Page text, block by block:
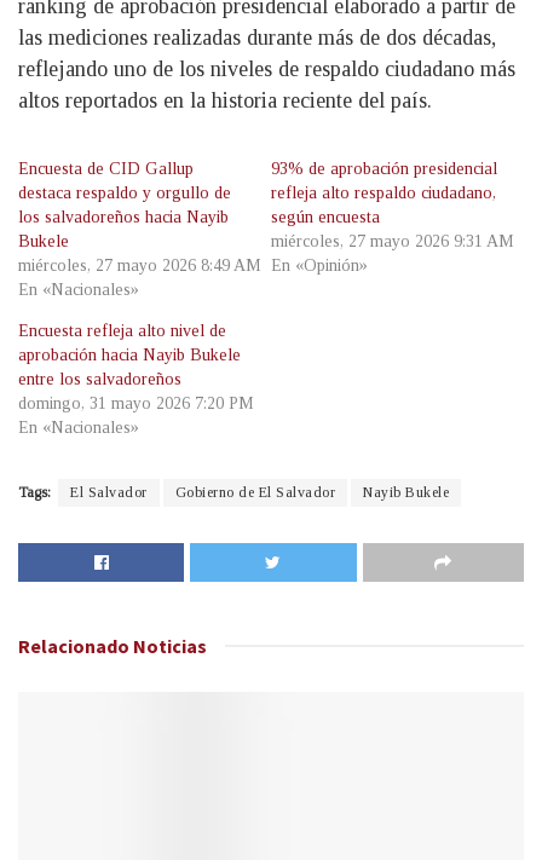
ranking de aprobación presidencial elaborado a partir de
las mediciones realizadas durante más de dos décadas,
reflejando uno de los niveles de respaldo ciudadano más
altos reportados en la historia reciente del país.
Encuesta de CID Gallup
destaca respaldo y orgullo de
los salvadoreños hacia Nayib
Bukele
miércoles, 27 mayo 2026 8:49 AM
En «Nacionales»
93% de aprobación presidencial
refleja alto respaldo ciudadano,
según encuesta
miércoles, 27 mayo 2026 9:31 AM
En «Opinión»
Encuesta refleja alto nivel de
aprobación hacia Nayib Bukele
entre los salvadoreños
domingo, 31 mayo 2026 7:20 PM
En «Nacionales»
Tags: El Salvador Gobierno de El Salvador Nayib Bukele
Relacionado Noticias